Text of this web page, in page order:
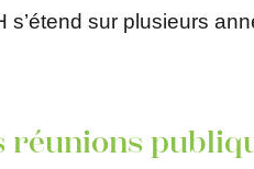
s’étend sur plusieurs
réunions